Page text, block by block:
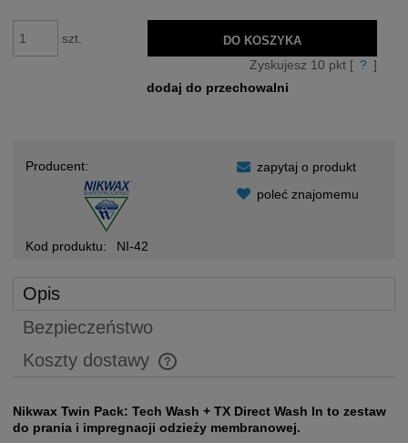
szt. DO KOSZYKA
Zyskujesz 10 pkt [ ? ]
dodaj do przechowalni
Producent:
Kod produktu: NI-42
zapytaj o produkt
poleć znajomemu
Opis
Bezpieczeństwo
Koszty dostawy
Cena nie zawiera ewentualnych kosztów płatności
Nikwax Twin Pack: Tech Wash + TX Direct Wash In to zestaw
do prania i impregnacji odzieży membranowej.